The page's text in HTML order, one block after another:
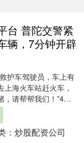
台 普陀交警紧
辆，7分钟开辟
护车驾驶员，车上有
上海火车站赶火车，
请帮帮我们！”4月3
分局交管支队情指
： 炒股配资公司